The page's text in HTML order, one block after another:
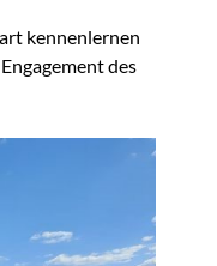
kennenlernen
des